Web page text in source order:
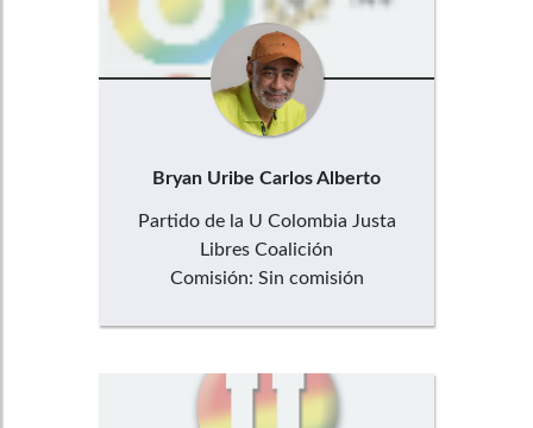
Bryan Uribe Carlos Alberto
Partido de la U Colombia Justa
Libres Coalición
Comisión: Sin comisión